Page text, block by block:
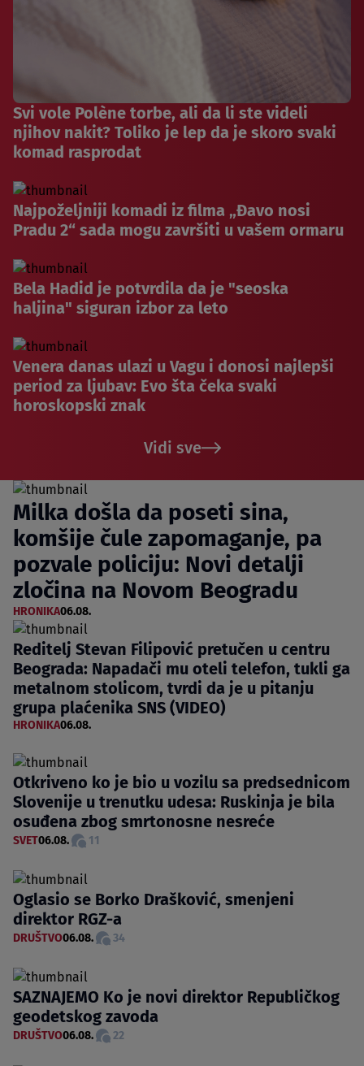
Svi vole Polène torbe, ali da li ste videli
njihov nakit? Toliko je lep da je skoro svaki
komad rasprodat
Najpoželjniji komadi iz filma „Đavo nosi
Pradu 2“ sada mogu završiti u vašem ormaru
Bela Hadid je potvrdila da je "seoska
haljina" siguran izbor za leto
Venera danas ulazi u Vagu i donosi najlepši
period za ljubav: Evo šta čeka svaki
horoskopski znak
Vidi sve
Milka došla da poseti sina,
komšije čule zapomaganje, pa
pozvale policiju: Novi detalji
zločina na Novom Beogradu
HRONIKA06.08.
Reditelj Stevan Filipović pretučen u centru
Beograda: Napadači mu oteli telefon, tukli ga
metalnom stolicom, tvrdi da je u pitanju
grupa plaćenika SNS (VIDEO)
HRONIKA06.08.
Otkriveno ko je bio u vozilu sa predsednicom
Slovenije u trenutku udesa: Ruskinja je bila
osuđena zbog smrtonosne nesreće
SVET06.08. 11
Oglasio se Borko Drašković, smenjeni
direktor RGZ-a
DRUŠTVO06.08. 34
SAZNAJEMO Ko je novi direktor Republičkog
geodetskog zavoda
DRUŠTVO06.08. 22